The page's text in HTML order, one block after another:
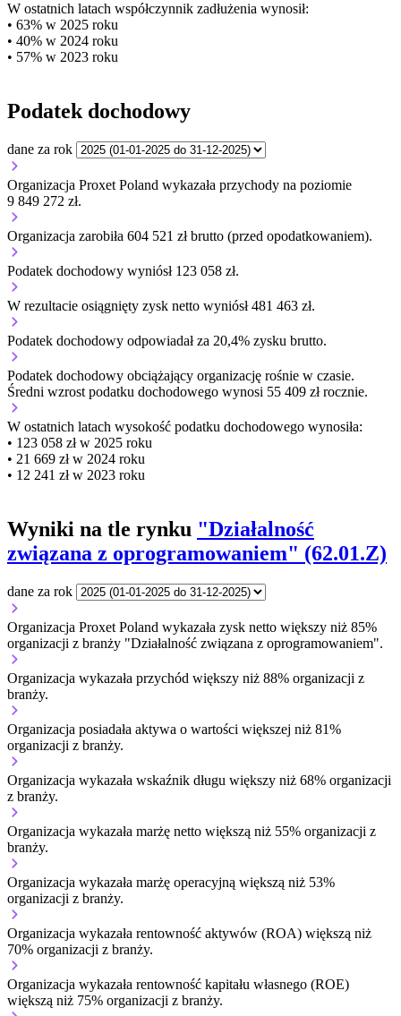
W ostatnich latach współczynnik zadłużenia wynosił:
• 63% w 2025 roku
• 40% w 2024 roku
• 57% w 2023 roku
Podatek dochodowy
dane za rok
Organizacja Proxet Poland wykazała przychody na poziomie
9 849 272 zł.
Organizacja zarobiła 604 521 zł brutto (przed opodatkowaniem).
Podatek dochodowy wyniósł 123 058 zł.
W rezultacie osiągnięty zysk netto wyniósł 481 463 zł.
Podatek dochodowy odpowiadał za 20,4% zysku brutto.
Podatek dochodowy obciążający organizację rośnie w czasie.
Średni wzrost podatku dochodowego wynosi 55 409 zł rocznie.
W ostatnich latach wysokość podatku dochodowego wynosiła:
• 123 058 zł w 2025 roku
• 21 669 zł w 2024 roku
• 12 241 zł w 2023 roku
Wyniki na tle rynku "Działalność
związana z oprogramowaniem" (62.01.Z)
dane za rok
Organizacja Proxet Poland wykazała zysk netto większy niż 85%
organizacji z branży "Działalność związana z oprogramowaniem".
Organizacja wykazała przychód większy niż 88% organizacji z
branży.
Organizacja posiadała aktywa o wartości większej niż 81%
organizacji z branży.
Organizacja wykazała wskaźnik długu większy niż 68% organizacji
z branży.
Organizacja wykazała marżę netto większą niż 55% organizacji z
branży.
Organizacja wykazała marżę operacyjną większą niż 53%
organizacji z branży.
Organizacja wykazała rentowność aktywów (ROA) większą niż
70% organizacji z branży.
Organizacja wykazała rentowność kapitału własnego (ROE)
większą niż 75% organizacji z branży.